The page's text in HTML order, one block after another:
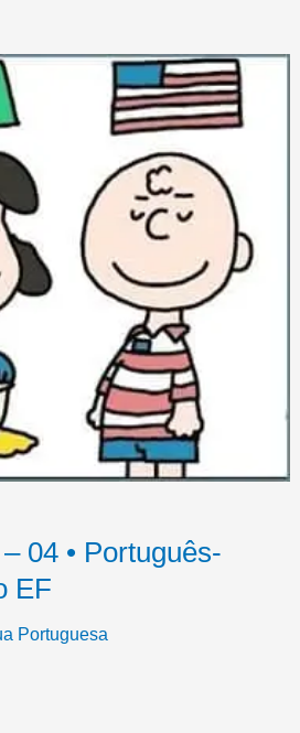
04 • Português-
EF
Portuguesa